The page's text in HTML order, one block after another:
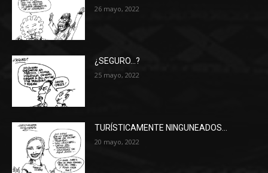
26 mayo, 2022
¿SEGURO…?
25 mayo, 2022
TURÍSTICAMENTE NINGUNEADOS…
20 mayo, 2022